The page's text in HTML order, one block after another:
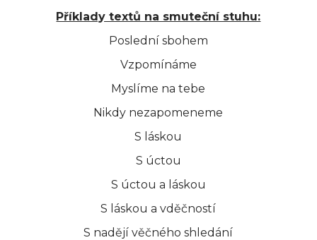
ks
bochánek chvojový - červenobílý
ks
Příklady textů na smuteční stuhu:
Poslední sbohem
Vzpomínáme
Myslíme na tebe
Nikdy nezapomeneme
S láskou
S úctou
S úctou a láskou
S láskou a vděčností
S nadějí věčného shledání